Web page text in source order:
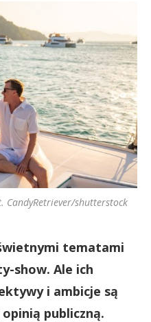
CandyRetriever/shutterstock
tematami
show. Ale ich
i ambicje są
publiczną.